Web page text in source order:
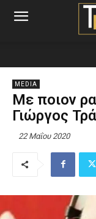
MEDIA
Με ποιον
Γιώργος
22 Μαΐου 2020